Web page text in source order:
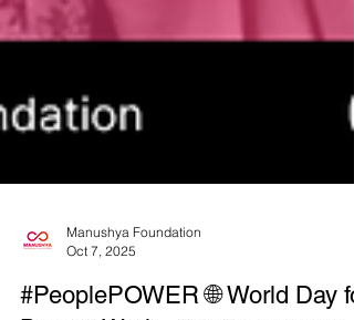
Oct 7, 2025